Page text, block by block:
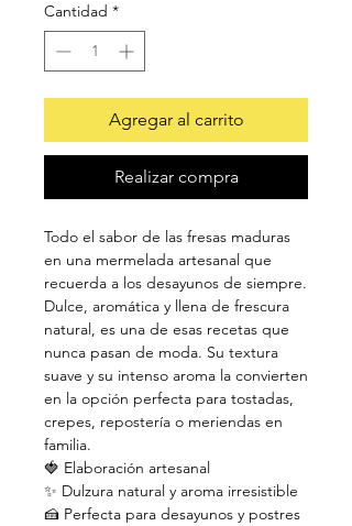
Cantidad *
Agregar al carrito
Realizar compra
Todo el sabor de las fresas maduras
en una mermelada artesanal que
recuerda a los desayunos de siempre.
Dulce, aromática y llena de frescura
natural, es una de esas recetas que
nunca pasan de moda. Su textura
suave y su intenso aroma la convierten
en la opción perfecta para tostadas,
crepes, repostería o meriendas en
familia.
🍓 Elaboración artesanal
✨ Dulzura natural y aroma irresistible
🍰 Perfecta para desayunos y postres